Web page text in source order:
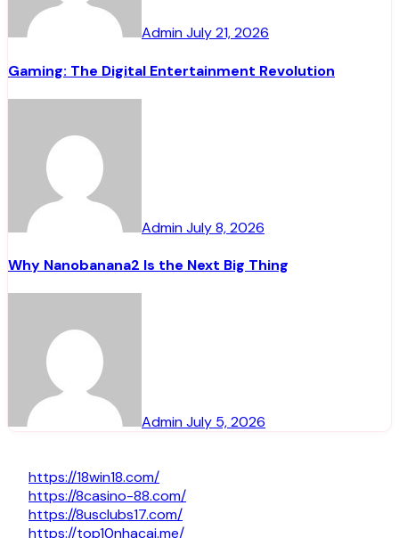
AdminJuly 21, 2026
Gaming: The Digital Entertainment Revolution
AdminJuly 8, 2026
Why Nanobanana2 Is the Next Big Thing
AdminJuly 5, 2026
https://18win18.com/
https://8casino-88.com/
https://8usclubs17.com/
https://top10nhacai.me/